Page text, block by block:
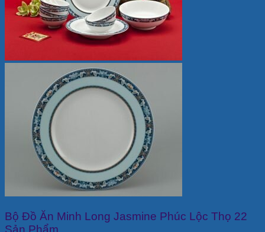
Bộ Đồ Ăn Minh Long Jasmine Phúc Lộc Thọ 22
Sản Phẩm